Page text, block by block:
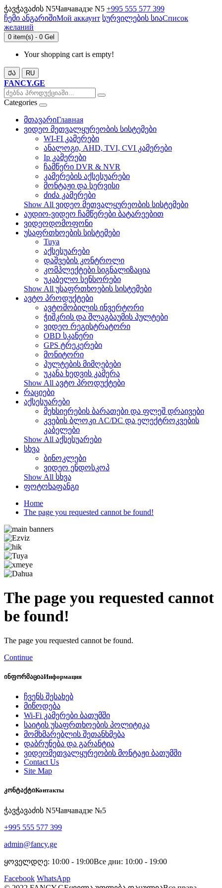
ჭავჭავაძის N5Чавчавадзе N5 +995 555 577 399
ჩემი ანგარიშიМой аккаунт სურვილების სიაСписок
желаний
0 item(s) - 0 Gel
Your shopping cart is empty!
ᲥᲐ RU
FANCY.GE
Categories
მთავარიГлавная
ვიდეო მეთვალყურეობის სისტემები
WI-FI კამერები
ანალოგი, AHD, TVI, CVI კამერები
Ip კამერები
ჩამწერი DVR & NVR
კამერების აქსესუარები
მონტაჟი და სერვისი
ძიძა კამერები
Show All ვიდეო მეთვალყურეობის სისტემები
აუდიო-ვიდეო ჩამწერები ბატარეებით
ვიდეოდომოფონი
უსაფრთხოების სისტემები
Tuya
აქსესუარები
დაშვების კონტროლი
კომპლექტები სიგნალიზაცია
უკაბელო სენსორები
Show All უსაფრთხოების სისტემები
ავტო პროდუქტები
ავტომობილის ინვერტორი
ჭიშკრის და შლაგბაუმის პულტები
ვიდეო რეგისტრატორი
OBD სკანერი
GPS ტრეკერები
მონიტორი
პულტების მიმღებები
უკანა ხედვის კამერა
Show All ავტო პროდუქტები
რაციები
აქსესუარები
მეხსიერების ბარათები და ფლეშ დრაივები
კვების ბლოკი AC/DC და ელექტროკვების
კაბელები
Show All აქსესუარები
სხვა
ბინოკლები
ვიდეო ენდოსკოპ
Show All სხვა
ფოტოხაფანგი
Home
The page you requested cannot be found!
The page you requested cannot
be found!
The page you requested cannot be found.
Continue
ინფორმაციაИнформация
ჩვენს შესახებ
მიწოდება
Wi-Fi კამერები ბათუმში
საიტის უსაფრთხოების პოლიტიკა
მომხმარებლის შეთანხმება
დაბრუნება და გარანტია
ვიდეომეთვალყურეობის მონტაჟი ბათუმში
Contact Us
Site Map
კონტაქტიКонтакты
ჭავჭავაძის N5Чавчавадзе №5
+995 555 577 399
admin@fancy.ge
ყოველდღე: 10:00 - 19:00Все дни: 10:00 - 19:00
Facebook WhatsApp